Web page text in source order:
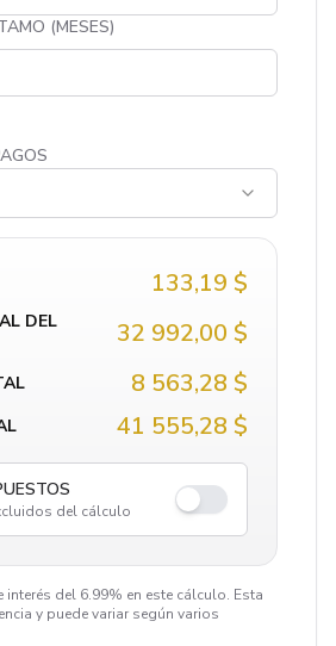
(MESES)
133,19 $
DEL
32 992,00 $
8 563,28 $
41 555,28 $
del cálculo
interés del 6.99% en este cálculo. Esta
y puede variar según varios